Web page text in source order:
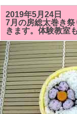
の
房
総
太
巻
き
ず
し
教
室
は
「菊
１
本」
「の
の
2019年5月24日
7月の房総太巻き
きます。体験教室